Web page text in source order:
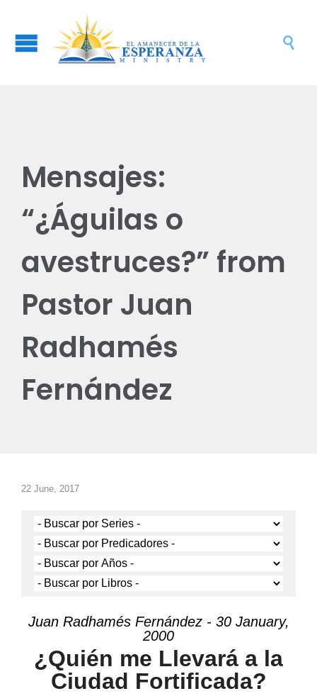

Mensajes:
“¿Águilas o
avestruces?” from
Pastor Juan
Radhamés
Fernández
22 June, 2017
Juan Radhamés Fernández - 30 January,
2000
¿Quién me Llevará a la
Ciudad Fortificada?